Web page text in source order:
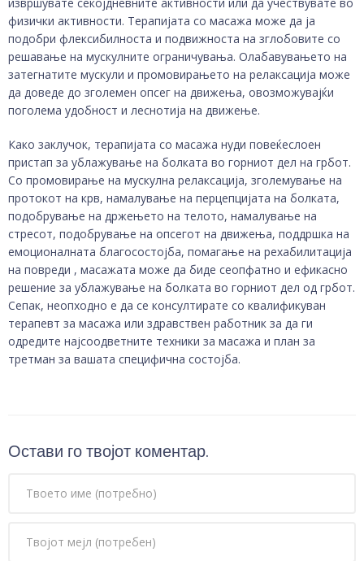
физички активности. Терапијата со масажа може да ја
подобри флексибилноста и подвижноста на зглобовите со
решавање на мускулните ограничувања. Олабавувањето на
затегнатите мускули и промовирањето на релаксација може
да доведе до зголемен опсег на движења, овозможувајќи
поголема удобност и леснотија на движење.
Како заклучок, терапијата со масажа нуди повеќеслоен
пристап за ублажување на болката во горниот дел на грбот.
Со промовирање на мускулна релаксација, зголемување на
протокот на крв, намалување на перцепцијата на болката,
подобрување на држењето на телото, намалување на
стресот, подобрување на опсегот на движења, поддршка на
емоционалната благосостојба, помагање на рехабилитација
на повреди , масажата може да биде сеопфатно и ефикасно
решение за ублажување на болката во горниот дел од грбот.
Сепак, неопходно е да се консултирате со квалификуван
терапевт за масажа или здравствен работник за да ги
одредите најсоодветните техники за масажа и план за
третман за вашата специфична состојба.
Остави го твојот коментар.